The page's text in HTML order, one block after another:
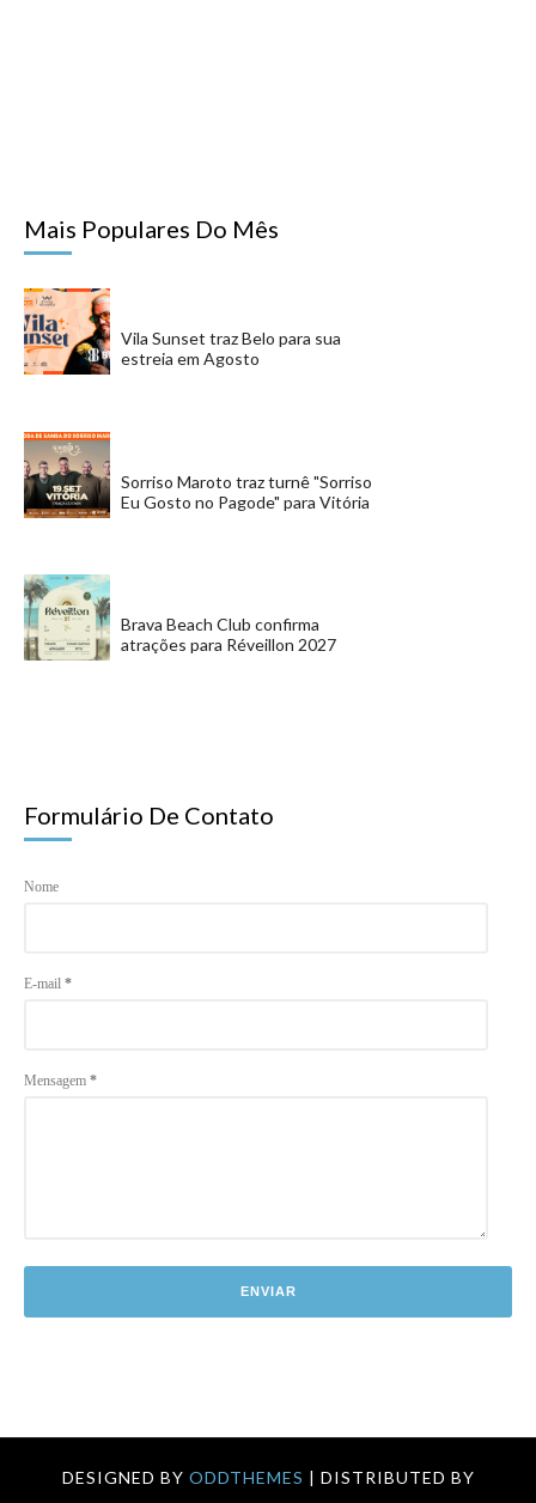
Mais Populares Do Mês
Vila Sunset traz Belo para sua
estreia em Agosto
Sorriso Maroto traz turnê "Sorriso
Eu Gosto no Pagode" para Vitória
Brava Beach Club confirma
atrações para Réveillon 2027
Formulário De Contato
Nome
E-mail *
Mensagem *
DESIGNED BY ODDTHEMES | DISTRIBUTED BY